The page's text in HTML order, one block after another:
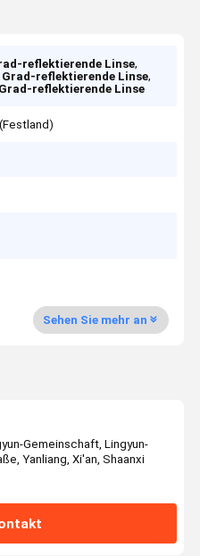
reflektierende Linse,
Grad-reflektierende Linse,
reflektierende Linse
Sehen Sie mehr an
Gemeinschaft, Lingyun-
Yanliang, Xi'an, Shaanxi